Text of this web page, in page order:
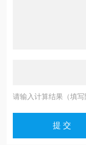
请输入计算结果（填